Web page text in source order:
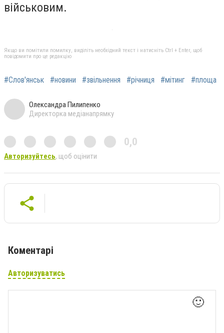
військовим.
Якщо ви помітили помилку, виділіть необхідний текст і натисніть Ctrl + Enter, щоб
повідомити про це редакцію
#Слов'янськ #новини #звільнення #річниця #мітинг #площа
Олександра Пилипенко
Директорка медіанапрямку
0,0
Авторизуйтесь, щоб оцінити
Коментарі
Авторизуватись
🙂